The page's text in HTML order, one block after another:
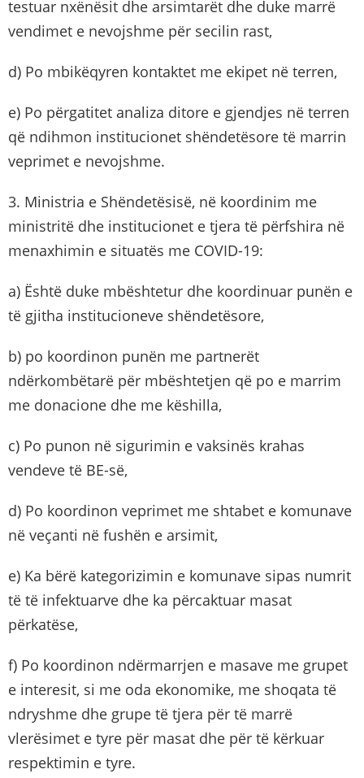
testuar nxënësit dhe arsimtarët dhe duke marrë
vendimet e nevojshme për secilin rast,
d) Po mbikëqyren kontaktet me ekipet në terren,
e) Po përgatitet analiza ditore e gjendjes në terren
që ndihmon institucionet shëndetësore të marrin
veprimet e nevojshme.
3. Ministria e Shëndetësisë, në koordinim me
ministritë dhe institucionet e tjera të përfshira në
menaxhimin e situatës me COVID-19:
a) Është duke mbështetur dhe koordinuar punën e
të gjitha institucioneve shëndetësore,
b) po koordinon punën me partnerët
ndërkombëtarë për mbështetjen që po e marrim
me donacione dhe me këshilla,
c) Po punon në sigurimin e vaksinës krahas
vendeve të BE-së,
d) Po koordinon veprimet me shtabet e komunave
në veçanti në fushën e arsimit,
e) Ka bërë kategorizimin e komunave sipas numrit
të të infektuarve dhe ka përcaktuar masat
përkatëse,
f) Po koordinon ndërmarrjen e masave me grupet
e interesit, si me oda ekonomike, me shoqata të
ndryshme dhe grupe të tjera për të marrë
vlerësimet e tyre për masat dhe për të kërkuar
respektimin e tyre.